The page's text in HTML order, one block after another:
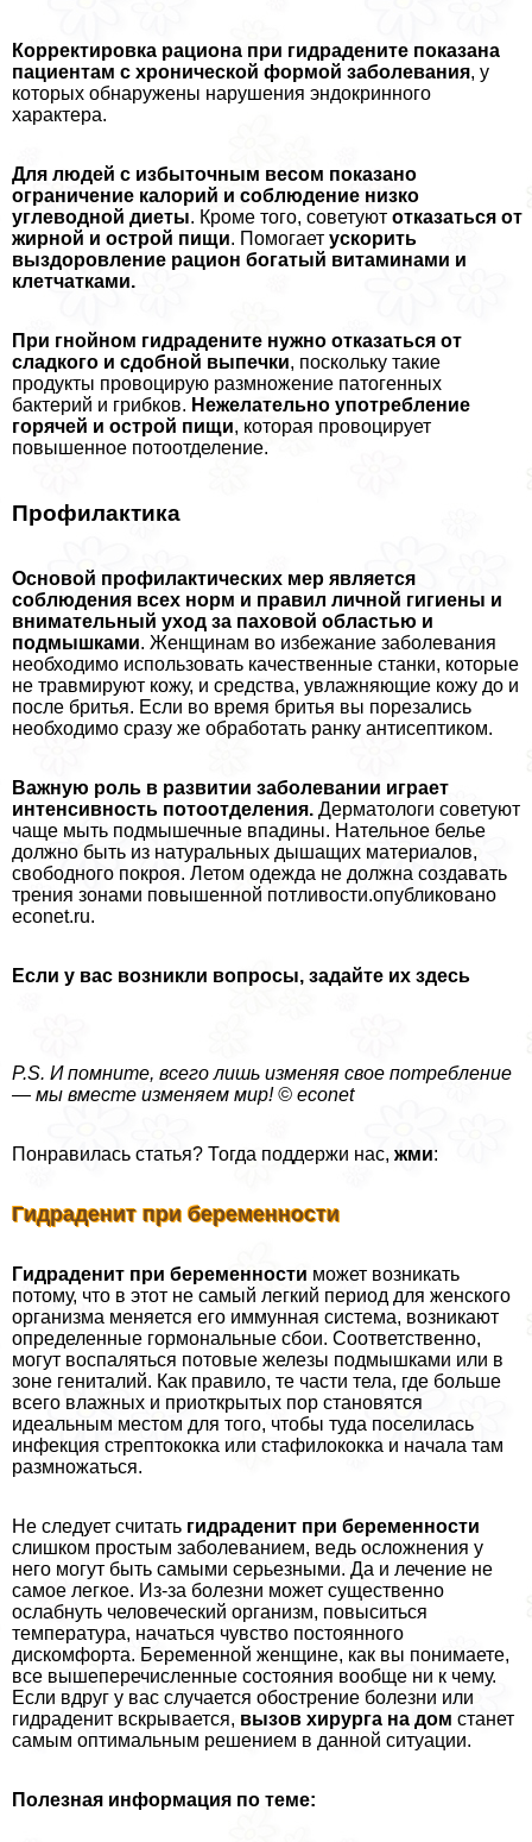
Корректировка рациона при гидрадените показана
пациентам с хронической формой заболевания, у
которых обнаружены нарушения эндокринного
хаpaктера.
Для людей с избыточным весом показано
ограничение калорий и соблюдение низко
углеводной диеты. Кроме того, советуют отказаться от
жирной и острой пищи. Помогает ускорить
выздоровление рацион богатый витаминами и
клетчатками.
При гнойном гидрадените нужно отказаться от
сладкого и сдобной выпечки, поскольку такие
продукты провоцирую размножение патогенных
бактерий и грибков. Нежелательно употрeбление
горячей и острой пищи, которая провоцирует
повышенное потоотделение.
Профилактика
Основой профилактических мер является
соблюдения всех норм и правил личной гигиены и
внимательный уход за паховой областью и
подмышками. Женщинам во избежание заболевания
необходимо использовать качественные станки, которые
не травмируют кожу, и средства, увлажняющие кожу до и
после бритья. Если во время бритья вы порезались
необходимо сразу же обработать ранку антисептиком.
Важную роль в развитии заболевании играет
интенсивность потоотделения. Дерматологи советуют
чаще мыть подмышечные впадины. Нательное белье
должно быть из натуральных дышащих материалов,
свободного покроя. Летом одежда не должна создавать
трения зонами повышенной потливости.опубликовано
econet.ru.
Если у вас возникли вопросы, задайте их здесь
P.S. И помните, всего лишь изменяя свое потрeбление
— мы вместе изменяем мир! © econet
Понравилась статья? Тогда поддержи нас, жми:
Гидраденит при беременности
Гидраденит при беременности может возникать
потому, что в этот не самый легкий период для женского
организма меняется его иммунная система, возникают
определенные гормональные сбои. Соответственно,
могут воспаляться потовые железы подмышками или в
зоне гeнитaлий. Как правило, те части тела, где больше
всего влажных и приоткрытых пор становятся
идеальным местом для того, чтобы туда поселилась
инфекция стрептококка или стафилококка и начала там
размножаться.
Не следует считать гидраденит при беременности
слишком простым заболеванием, ведь осложнения у
него могут быть самыми серьезными. Да и лечение не
самое легкое. Из-за болезни может существенно
ослабнуть человеческий организм, повыситься
температура, начаться чувство постоянного
дискомфорта. Беременной женщине, как вы понимаете,
все вышеперечисленные состояния вообще ни к чему.
Если вдруг у вас случается обострение болезни или
гидраденит вскрывается, вызов хирурга на дом станет
самым оптимальным решением в данной ситуации.
Полезная информация по теме: